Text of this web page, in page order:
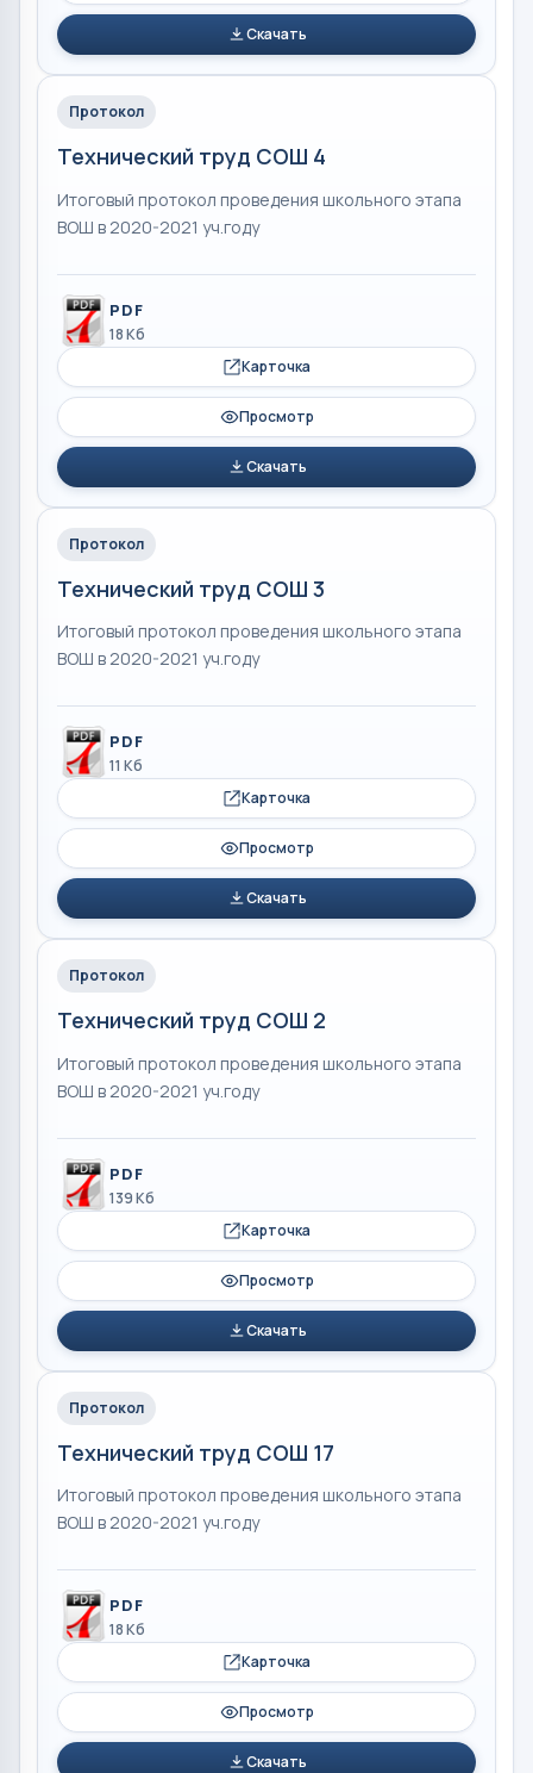
Скачать
Протокол
Технический труд СОШ 4
Итоговый протокол проведения школьного этапа
ВОШ в 2020-2021 уч.году
PDF
18 Кб
Карточка
Просмотр
Скачать
Протокол
Технический труд СОШ 3
Итоговый протокол проведения школьного этапа
ВОШ в 2020-2021 уч.году
PDF
11 Кб
Карточка
Просмотр
Скачать
Протокол
Технический труд СОШ 2
Итоговый протокол проведения школьного этапа
ВОШ в 2020-2021 уч.году
PDF
139 Кб
Карточка
Просмотр
Скачать
Протокол
Технический труд СОШ 17
Итоговый протокол проведения школьного этапа
ВОШ в 2020-2021 уч.году
PDF
18 Кб
Карточка
Просмотр
Скачать